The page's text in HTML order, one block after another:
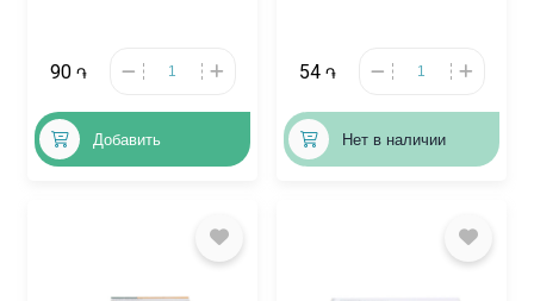
90 ֏
Добавить
54 ֏
Нет в наличии